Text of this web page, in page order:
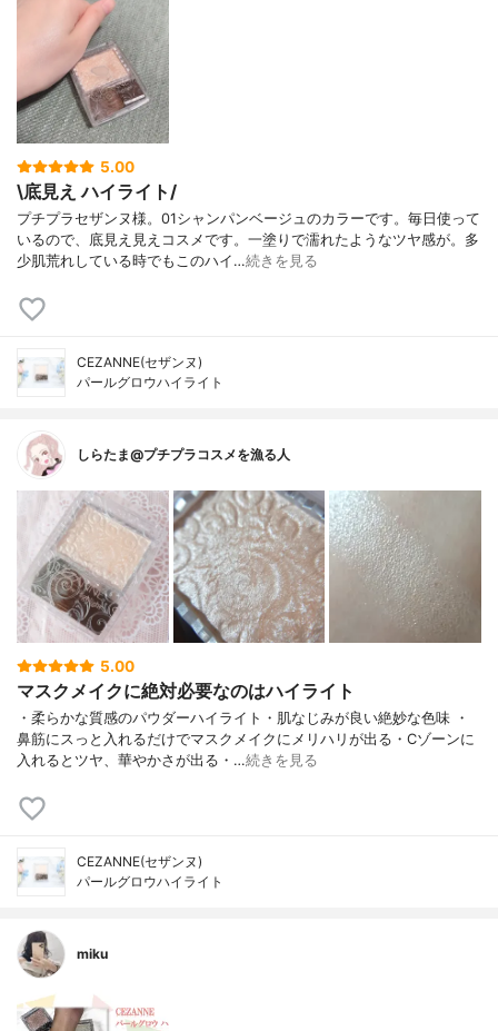
5.00
\底見え ハイライト/
プチプラセザンヌ様。01シャンパンベージュのカラーです。毎日使って
いるので、底見え見えコスメです。一塗りで濡れたようなツヤ感が。多
少肌荒れしている時でもこのハイ…続きを見る
CEZANNE(セザンヌ)
パールグロウハイライト
しらたま@プチプラコスメを漁る人
5.00
マスクメイクに絶対必要なのはハイライト
・柔らかな質感のパウダーハイライト・肌なじみが良い絶妙な色味 ・
鼻筋にスっと入れるだけでマスクメイクにメリハリが出る・Cゾーンに
入れるとツヤ、華やかさが出る・…続きを見る
CEZANNE(セザンヌ)
パールグロウハイライト
miku